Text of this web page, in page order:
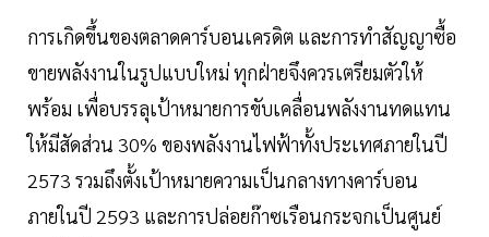
การเกิดขึ้นของตลาดคาร์บอนเครดิต และการทำสัญญาซื้อ
ขายพลังงานในรูปแบบใหม่ ทุกฝ่ายจึงควรเตรียมตัวให้
พร้อม เพื่อบรรลุเป้าหมายการขับเคลื่อนพลังงานทดแทน
ให้มีสัดส่วน 30% ของพลังงานไฟฟ้าทั้งประเทศภายในปี
2573 รวมถึงตั้งเป้าหมายความเป็นกลางทางคาร์บอน
ภายในปี 2593 และการปล่อยก๊าซเรือนกระจกเป็นศูนย์